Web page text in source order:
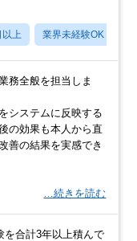
上 業界未経験OK
務全般を担当しま
システムに反映する
の効果も本人から直
善の結果を実感でき
…続きを読む
を合計3年以上積んで